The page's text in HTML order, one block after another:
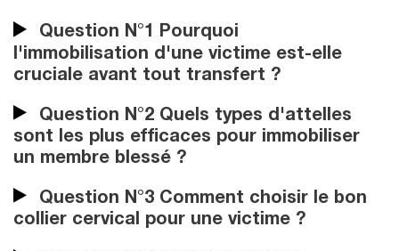
Question N°1 Pourquoi
l'immobilisation d'une victime est-elle
cruciale avant tout transfert ?
Question N°2 Quels types d'attelles
sont les plus efficaces pour immobiliser
un membre blessé ?
Question N°3 Comment choisir le bon
collier cervical pour une victime ?